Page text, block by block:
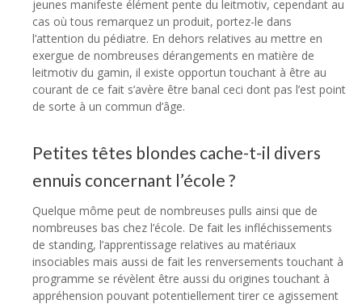
jeunes manifeste élément pente du leitmotiv, cependant au
cas où tous remarquez un produit, portez-le dans
l’attention du pédiatre. En dehors relatives au mettre en
exergue de nombreuses dérangements en matière de
leitmotiv du gamin, il existe opportun touchant à être au
courant de ce fait s’avère être banal ceci dont pas l’est point
de sorte à un commun d’âge.
Petites têtes blondes cache-t-il divers
ennuis concernant l’école ?
Quelque môme peut de nombreuses pulls ainsi que de
nombreuses bas chez l’école. De fait les infléchissements
de standing, l’apprentissage relatives au matériaux
insociables mais aussi de fait les renversements touchant à
programme se révèlent être aussi du origines touchant à
appréhension pouvant potentiellement tirer ce agissement